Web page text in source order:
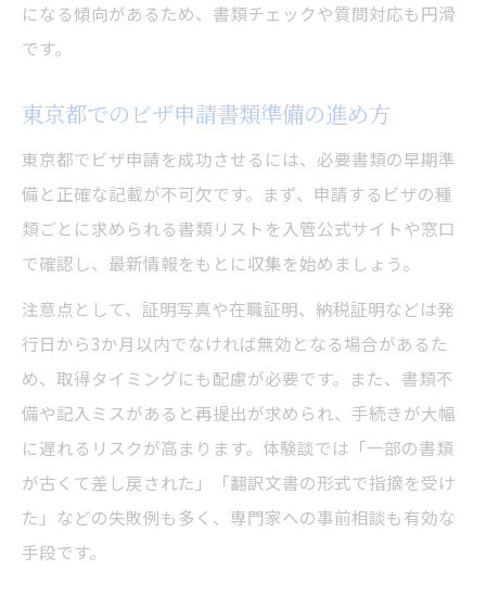
審査結果待ちのストレスを減らす工夫
オンライン予約で書類準備を最適化する方法
東京都のビザ申請で予約時に注意すべき点
オンライン予約と窓口申請の違いを比較
書類不備を防ぐビザ申請のチェック方法
になる傾向があるため、書類チェックや質問対応も円滑
です。
東京都でのビザ申請書類準備の進め方
東京都でビザ申請を成功させるには、必要書類の早期準
備と正確な記載が不可欠です。まず、申請するビザの種
類ごとに求められる書類リストを入管公式サイトや窓口
で確認し、最新情報をもとに収集を始めましょう。
注意点として、証明写真や在職証明、納税証明などは発
行日から3か月以内でなければ無効となる場合があるた
め、取得タイミングにも配慮が必要です。また、書類不
備や記入ミスがあると再提出が求められ、手続きが大幅
に遅れるリスクが高まります。体験談では「一部の書類
が古くて差し戻された」「翻訳文書の形式で指摘を受け
た」などの失敗例も多く、専門家への事前相談も有効な
手段です。